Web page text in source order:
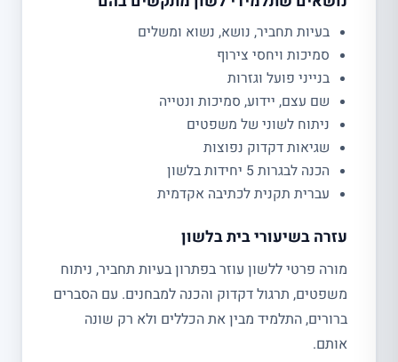
בעיות תחביר, נושא, נשוא ומשלים
סמיכות ויחסי צירוף
בנייני פועל וגזרות
שם עצם, יידוע, סמיכות ונטייה
ניתוח לשוני של משפטים
שגיאות דקדוק נפוצות
הכנה לבגרות 5 יחידות בלשון
עברית תקנית לכתיבה אקדמית
עזרה בשיעורי בית בלשון
מורה פרטי ללשון עוזר בפתרון בעיות תחביר, ניתוח
משפטים, תרגול דקדוק והכנה למבחנים. עם הסברים
ברורים, התלמיד מבין את הכללים ולא רק שונה
אותם.